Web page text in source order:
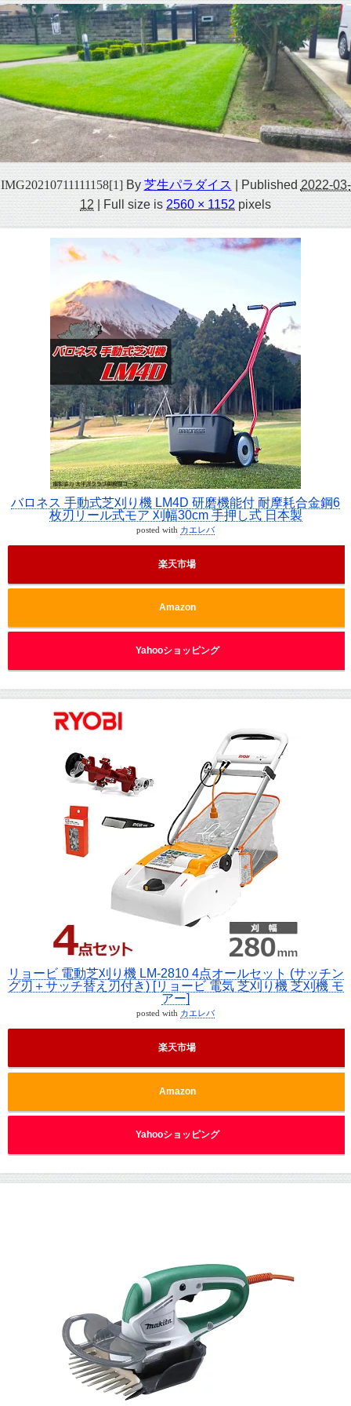
IMG20210711111158[1] By 芝生パラダイス | Published 2022-03-
12 | Full size is 2560 × 1152 pixels
バロネス 手動式芝刈り機 LM4D 研磨機能付 耐摩耗合金鋼6
枚刃リール式モア 刈幅30cm 手押し式 日本製
posted with カエレバ
楽天市場
Amazon
Yahooショッピング
リョービ 電動芝刈り機 LM-2810 4点オールセット (サッチン
グ刃＋サッチ替え刃付き) [リョービ 電気 芝刈り機 芝刈機 モ
アー]
posted with カエレバ
楽天市場
Amazon
Yahooショッピング